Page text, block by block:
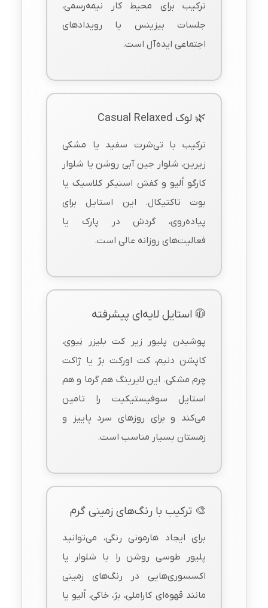
ترکیب برای محیط کار نیمه‌رسمی،
جلسات بیزینس یا رویدادهای
اجتماعی ایده‌آل است.
🌿 لوک Casual Relaxed
ترکیب با تی‌شرت سفید یا مشکی
زیرین، شلوار جین آبی روشن یا شلوار
کارگو اُلیو و کفش اسنیکر کلاسیک یا
بوت تاکتیکال. این استایل برای
پیاده‌روی، گردش در پارک یا
فعالیت‌های روزانه عالی است.
🧥 استایل لایه‌ای پیشرفته
پوشیدن پلیور زیر کت بلیزر نِیوی،
کاپشن دنیم، کت اورکت بژ یا ژاکت
چرم مشکی. این لایرینگ هم گرما و هم
استایل سوفیستیکیت را تامین
می‌کند و برای روزهای سرد پاییز و
زمستان بسیار مناسب است.
🎨 ترکیب با رنگ‌های زمینی گرم
برای ایجاد هارمونی رنگی، می‌توانید
پلیور طوسی روشن را با شلوار یا
اکسسوری‌هایی در رنگ‌های زمینی
مانند قهوه‌ای کاراملی، بژ، خاکی، اُلیو یا